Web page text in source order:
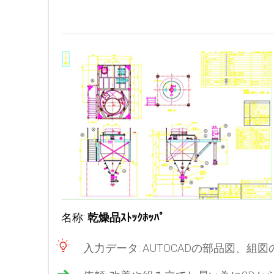
名称: 乾燥品ｽﾄｯｸﾎｯﾊﾟ
入力データ: AUTOCADの部品図、組図